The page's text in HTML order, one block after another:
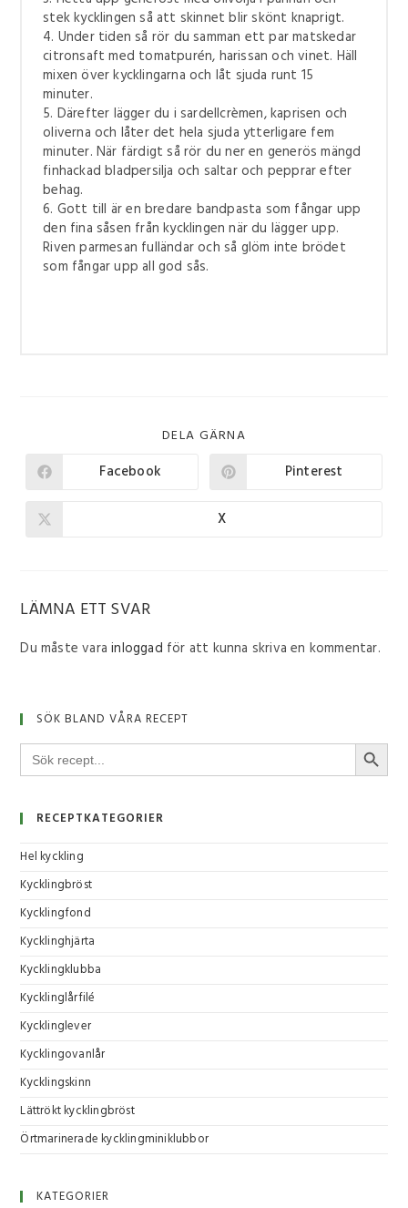
stek kycklingen så att skinnet blir skönt knaprigt.
4. Under tiden så rör du samman ett par matskedar
citronsaft med tomatpurén, harissan och vinet. Häll
mixen över kycklingarna och låt sjuda runt 15
minuter.
5. Därefter lägger du i sardellcrèmen, kaprisen och
oliverna och låter det hela sjuda ytterligare fem
minuter. När färdigt så rör du ner en generös mängd
finhackad bladpersilja och saltar och pepprar efter
behag.
6. Gott till är en bredare bandpasta som fångar upp
den fina såsen från kycklingen när du lägger upp.
Riven parmesan fulländar och så glöm inte brödet
som fångar upp all god sås.
DELA GÄRNA
Facebook Pinterest
X
LÄMNA ETT SVAR
Du måste varainloggad för att kunna skriva en kommentar.
SÖK BLAND VÅRA RECEPT
Sök
efter:
RECEPTKATEGORIER
Hel kyckling
Kycklingbröst
Kycklingfond
Kycklinghjärta
Kycklingklubba
Kycklinglårfilé
Kycklinglever
Kycklingovanlår
Kycklingskinn
Lättrökt kycklingbröst
Örtmarinerade kycklingminiklubbor
KATEGORIER